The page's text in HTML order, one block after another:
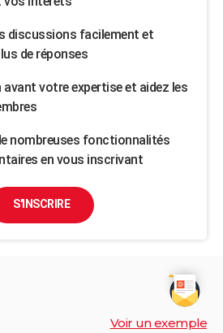
discussions facilement et
de réponses
avant votre expertise et aidez les
nombreuses fonctionnalités
en vous inscrivant
S'INSCRIRE
Voir un exemple